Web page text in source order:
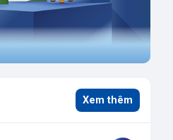
Đai nịt bụng latex hàn
149.000đ
Xem thêm